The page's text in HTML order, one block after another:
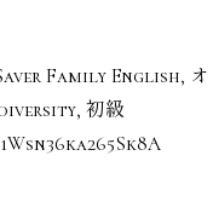
Family English,
, 初級